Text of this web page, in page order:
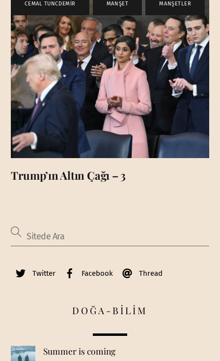
CEMAL TUNCDEMİR MANŞET MANŞETLER
Trump’ın Altın Çağı – 3
Twitter Facebook Thread
DOĞA-BİLİM
Summer is coming